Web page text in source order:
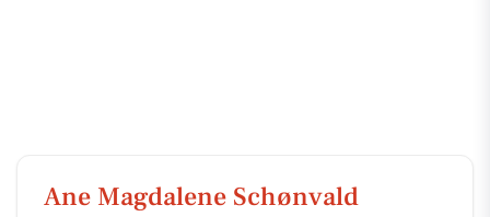
Ane Magdalene Schønvald